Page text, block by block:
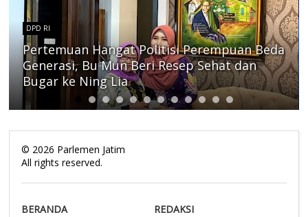
DPD RI
Pertemuan Hangat Politisi Perempuan Beda
Generasi, Bu Mun Beri Resep Sehat dan
Bugar ke Ning Lia
© 2026 Parlemen Jatim
All rights reserved.
BERANDA REDAKSI